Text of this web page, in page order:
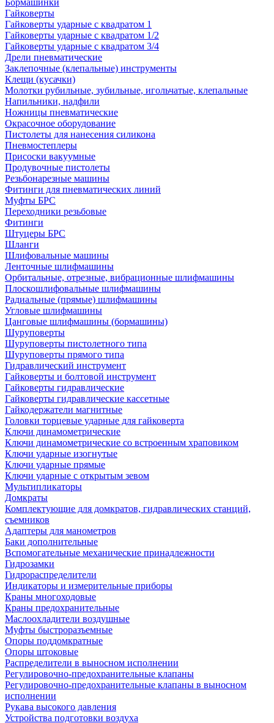
Бормашинки
Гайковерты
Гайковерты ударные с квадратом 1
Гайковерты ударные с квадратом 1/2
Гайковерты ударные с квадратом 3/4
Дрели пневматические
Заклепочные (клепальные) инструменты
Клещи (кусачки)
Молотки рубильные, зубильные, игольчатые, клепальные
Напильники, надфили
Ножницы пневматические
Окрасочное оборудование
Пистолеты для нанесения силикона
Пневмостеплеры
Присоски вакуумные
Продувочные пистолеты
Резьбонарезные машины
Фитинги для пневматических линий
Муфты БРС
Переходники резьбовые
Фитинги
Штуцеры БРС
Шланги
Шлифовальные машины
Ленточные шлифмашины
Орбитальные, отрезные, вибрационные шлифмашины
Плоскошлифовальные шлифмашины
Радиальные (прямые) шлифмашины
Угловые шлифмашины
Цанговые шлифмашины (бормашины)
Шуруповерты
Шуруповерты пистолетного типа
Шуруповерты прямого типа
Гидравлический инструмент
Гайковерты и болтовой инструмент
Гайковерты гидравлические
Гайковерты гидравлические кассетные
Гайкодержатели магнитные
Головки торцевые ударные для гайковерта
Ключи динамометрические
Ключи динамометрические со встроенным храповиком
Ключи ударные изогнутые
Ключи ударные прямые
Ключи ударные с открытым зевом
Мультипликаторы
Домкраты
Комплектующие для домкратов, гидравлических станций,
съемников
Адаптеры для манометров
Баки дополнительные
Вспомогательные механические принадлежности
Гидрозамки
Гидрораспределители
Индикаторы и измерительные приборы
Краны многоходовые
Краны предохранительные
Маслоохладители воздушные
Муфты быстроразъемные
Опоры поддомкратные
Опоры штоковые
Распределители в выносном исполнении
Регулировочно-предохранительные клапаны
Регулировочно-предохранительные клапаны в выносном
исполнении
Рукава высокого давления
Устройства подготовки воздуха